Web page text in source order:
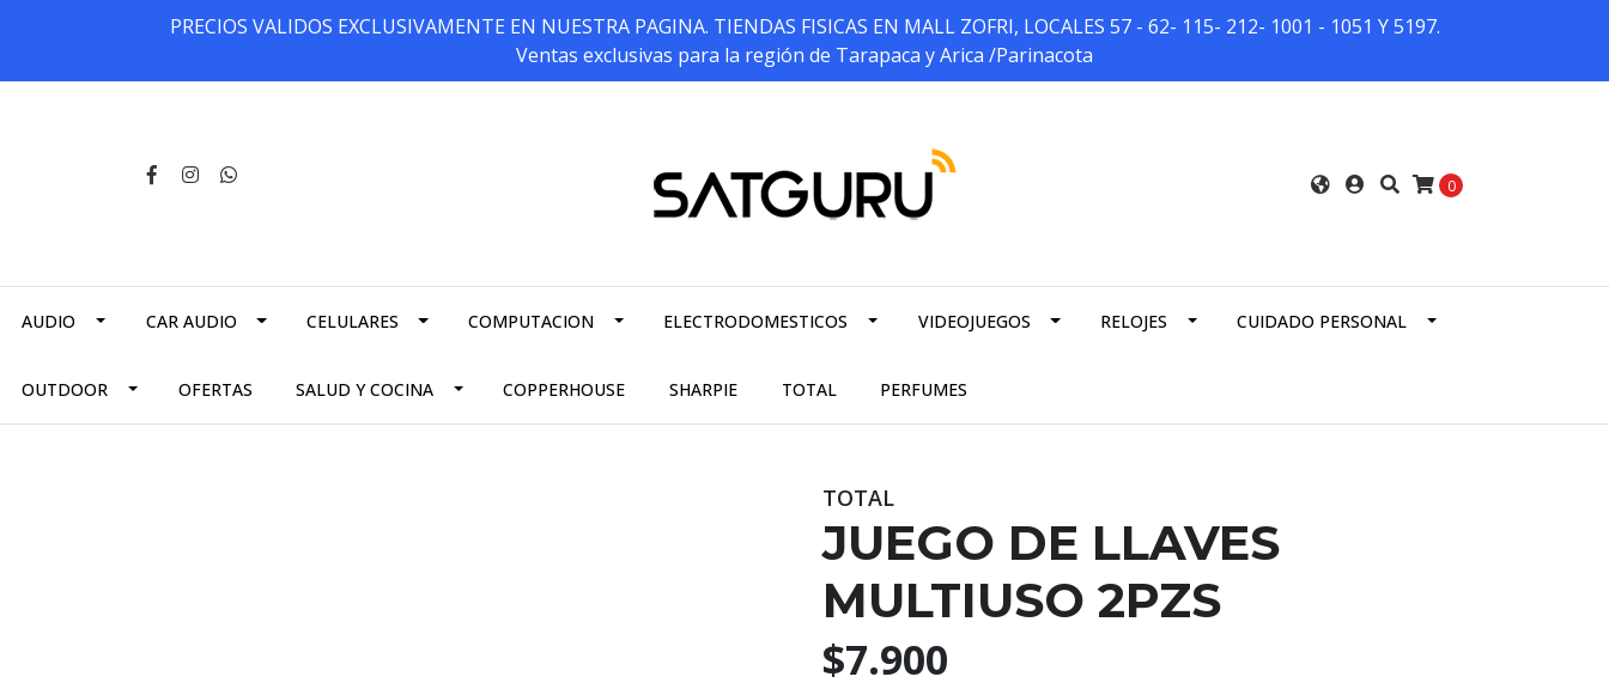
PRECIOS VALIDOS EXCLUSIVAMENTE EN NUESTRA PAGINA. TIENDAS FISICAS EN MALL ZOFRI, LOCALES 57 - 62- 115- 212- 1001 - 1051 Y 5197.
Ventas exclusivas para la región de Tarapaca y Arica /Parinacota
0
AUDIO CAR AUDIO CELULARES COMPUTACION ELECTRODOMESTICOS VIDEOJUEGOS RELOJES CUIDADO PERSONAL
OUTDOOR OFERTAS SALUD Y COCINA COPPERHOUSE SHARPIE TOTAL PERFUMES
TOTAL
JUEGO DE LLAVES
MULTIUSO 2PZS
$7.900